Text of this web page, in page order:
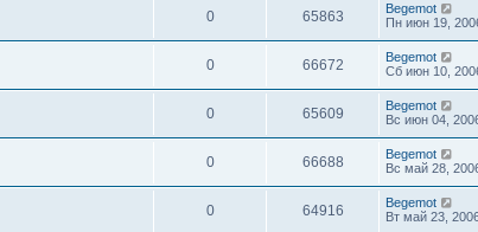
0 65863
Begemot
Пн июн 19,
0 66672
Begemot
Сб июн 10,
0 65609
Begemot
Вс июн 04,
0 66688
Begemot
Вс май 28,
0 64916
Begemot
Вт май 23,